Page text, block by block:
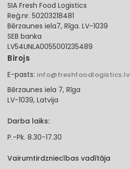
SIA Fresh Food Logistics
Reģ.nr. 50203218481
Bērzaunes iela7, Rīga. LV-1039
SEB banka
LV54UNLA0055001235489
Birojs
E-pasts: info@freshfoodlogistics.lv
Bērzaunes iela 7, Rīga
LV-1039, Latvija
Darba laiks:
P.-Pk. 8.30-17.30
Vairumtirdzniecības vadītāja